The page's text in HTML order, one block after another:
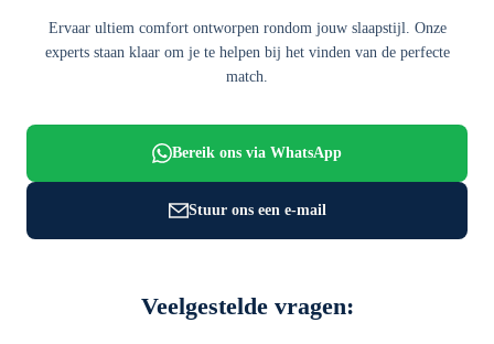
Ervaar ultiem comfort ontworpen rondom jouw slaapstijl. Onze
experts staan klaar om je te helpen bij het vinden van de perfecte
match.
Bereik ons via WhatsApp
Stuur ons een e-mail
Veelgestelde vragen: